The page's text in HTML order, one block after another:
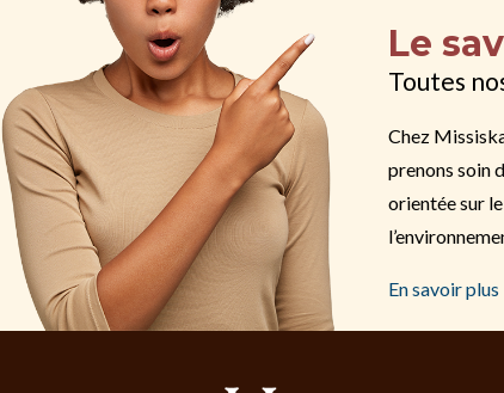
Le
Toutes
Chez
prenons soin
orientée sur
En savoir plus